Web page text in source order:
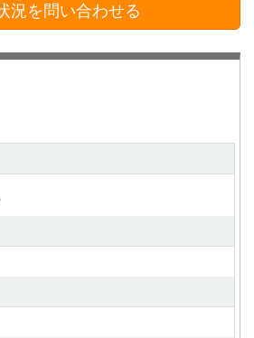
況を問い合わせる